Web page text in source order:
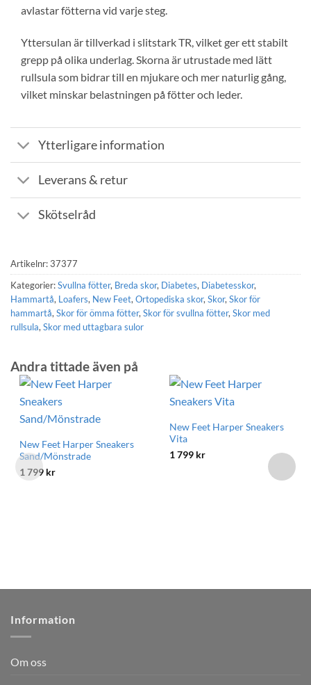
avlastar fötterna vid varje steg.
Yttersulan är tillverkad i slitstark TR, vilket ger ett stabilt
grepp på olika underlag. Skorna är utrustade med lätt
rullsula som bidrar till en mjukare och mer naturlig gång,
vilket minskar belastningen på fötter och leder.
Ytterligare information
Leverans & retur
Skötselråd
Artikelnr:37377
Kategorier:Svullna fötter, Breda skor, Diabetes, Diabetesskor,
Hammartå, Loafers, New Feet, Ortopediska skor, Skor, Skor för
hammartå, Skor för ömma fötter, Skor för svullna fötter, Skor med
rullsula, Skor med uttagbara sulor
Andra tittade även på
New Feet Harper Sneakers
Sand/Mönstrade
1 799 kr
New Feet Harper Sneakers
Vita
1 799 kr
Information
Om oss